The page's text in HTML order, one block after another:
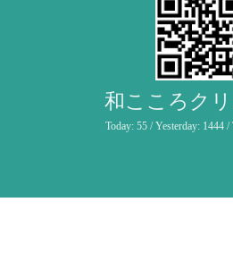
和こころク
Today: 55/ Yesterday: 1444/